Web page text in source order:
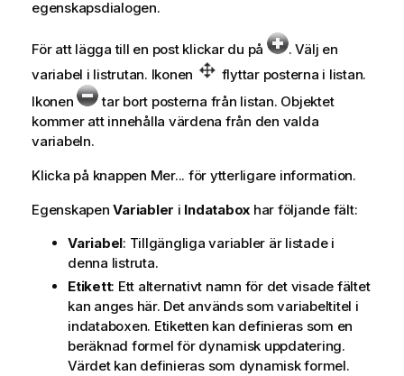
egenskapsdialogen.
För att lägga till en post klickar du på
. Välj en
variabel i listrutan. Ikonen
flyttar posterna i listan.
Ikonen
tar bort posterna från listan. Objektet
kommer att innehålla värdena från den valda
variabeln.
Klicka på knappen Mer... för ytterligare information.
EgenskapenVariabler i Indatabox har följande fält:
Variabel: Tillgängliga variabler är listade i
denna listruta.
Etikett: Ett alternativt namn för det visade fältet
kan anges här. Det används som variabeltitel i
indataboxen. Etiketten kan definieras som en
beräknad formel för dynamisk uppdatering.
Värdet kan definieras som dynamisk formel.